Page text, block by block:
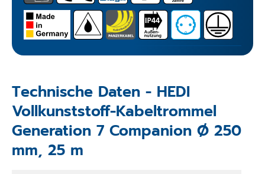
Technische Daten - HEDI
Vollkunststoff-Kabeltrommel
Generation 7 Companion Ø 250
mm, 25 m